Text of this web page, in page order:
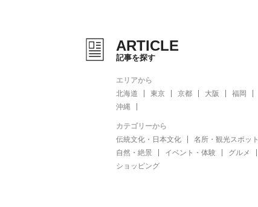
ARTICLE
記事を探す
エリアから
北海道
東京 京都 大阪
福岡
沖縄
カテゴリーから
伝統文化・日本文化
名所・観光スポット
自然・絶景
イベント・体験
グルメ
ショッピング